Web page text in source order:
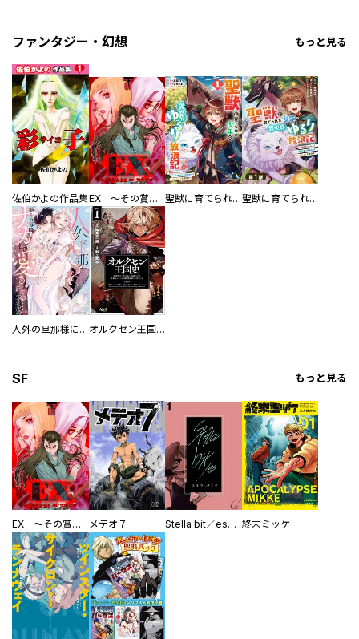
ファンタジー・幻想 もっと見る
佐伯かよの作品集 EX ～その賞金稼ぎは、世界の出口を探す～【単行本版】 聖獣に育てられた少年の異世界ゆるり放浪記～神様からもらったチート魔法で、仲間たちとスローライフを満喫中～ 聖獣に育てられた少年の異世界ゆるり放浪記～神様からもらったチート魔法で、仲間たちとスローライフを満喫中～【分冊版】
人外の旦那様に娶られ毎晩ナカまで愛される…。アンソロジー オルクセン王国史
SF もっと見る
EX ～その賞金稼ぎは、世界の出口を探す～【単行本版】 メテオ７ Stella bit／es【単話版】 終末ミッケ